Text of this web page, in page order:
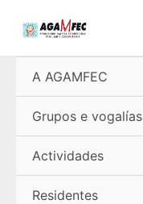
A AGAMFEC
Grupos e vogalías
Actividades
Residentes